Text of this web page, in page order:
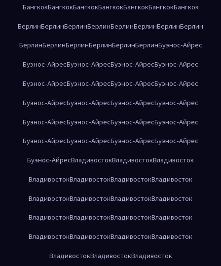
БангкокБангкокБангкокБангкокБангкокБангкокБангкок
БерлинБерлинБерлинБерлинБерлинБерлинБерлинБерлин
БерлинБерлинБерлинБерлинБерлинБерлинБуэнос-Айрес
Буэнос-АйресБуэнос-АйресБуэнос-АйресБуэнос-Айрес
Буэнос-АйресБуэнос-АйресБуэнос-АйресБуэнос-Айрес
Буэнос-АйресБуэнос-АйресБуэнос-АйресБуэнос-Айрес
Буэнос-АйресБуэнос-АйресБуэнос-АйресБуэнос-Айрес
Буэнос-АйресБуэнос-АйресБуэнос-АйресБуэнос-Айрес
Буэнос-АйресВладивостокВладивостокВладивосток
ВладивостокВладивостокВладивостокВладивосток
ВладивостокВладивостокВладивостокВладивосток
ВладивостокВладивостокВладивостокВладивосток
ВладивостокВладивостокВладивостокВладивосток
ВладивостокВладивостокВладивосток